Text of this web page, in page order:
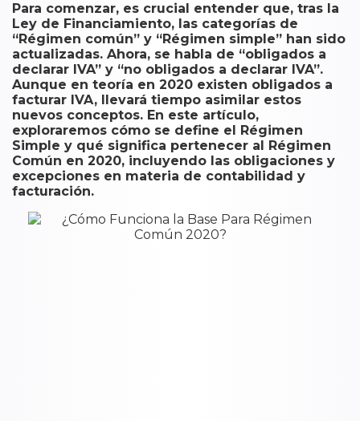
Para comenzar, es crucial entender que, tras la
Ley de Financiamiento, las categorías de
“Régimen común” y “Régimen simple” han sido
actualizadas. Ahora, se habla de “obligados a
declarar IVA” y “no obligados a declarar IVA”.
Aunque en teoría en 2020 existen obligados a
facturar IVA, llevará tiempo asimilar estos
nuevos conceptos. En este artículo,
exploraremos cómo se define el Régimen
Simple y qué significa pertenecer al Régimen
Común en 2020, incluyendo las obligaciones y
excepciones en materia de contabilidad y
facturación.